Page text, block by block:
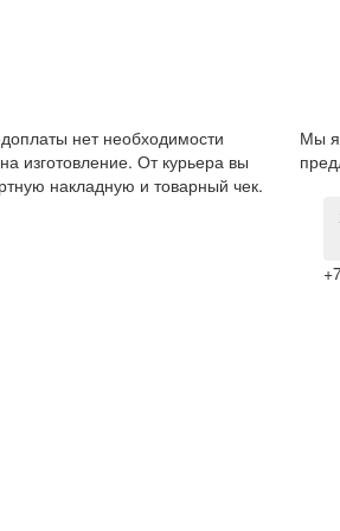
прямым производителем, поэтому
низкую цену без дополнительных